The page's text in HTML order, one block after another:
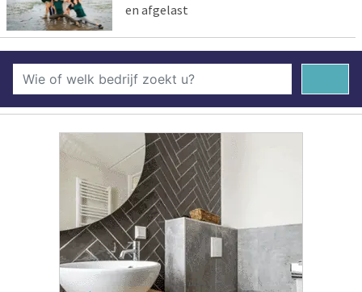
en afgelast